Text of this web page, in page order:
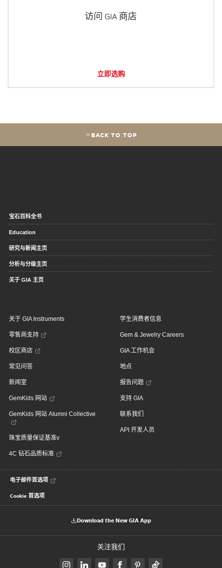
访问 GIA 商店
立即选购
BACK TO TOP
宝石百科全书
Education
研究与新闻主页
分析与分级主页
关于 GIA 主页
关于 GIA Instruments
零售商支持
校区商店
常见问答
新闻室
GemKids 网站
GemKids 网站 Alumni Collective
珠宝质量保证基准v
4C 钻石品质标准
学生消费者信息
Gem & Jewelry Careers
GIA 工作机会
地点
报告问题
支持 GIA
联系我们
API 开发人员
电子邮件首选项
Cookie 首选项
Download the New GIA App
关注我们